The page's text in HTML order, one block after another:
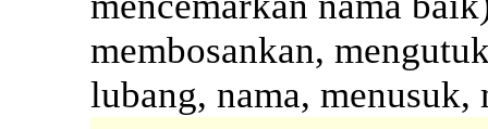
membosankan,
lubang, nama, menusuk,